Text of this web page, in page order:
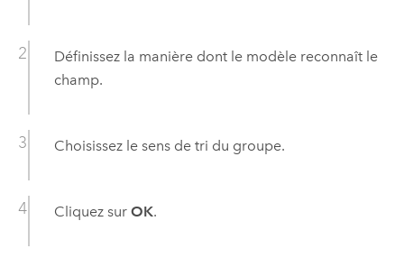
Définissez la manière dont le modèle reconnaît le
champ.
Choisissez le sens de tri du groupe.
Cliquez sur OK.